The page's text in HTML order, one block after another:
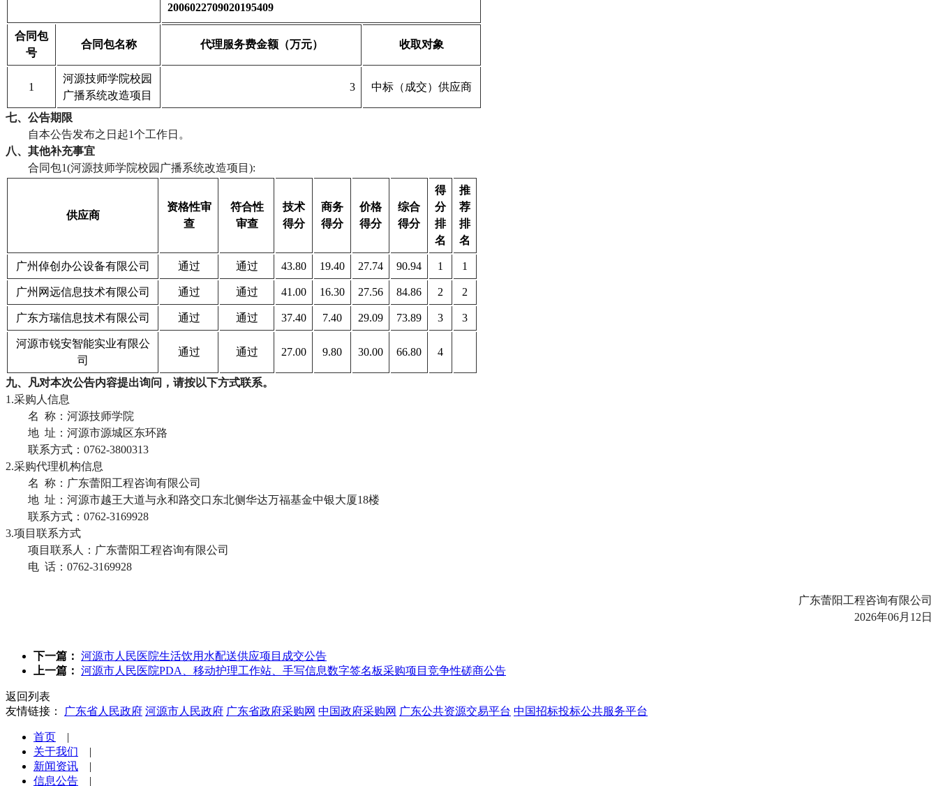
2006022709020195409
合同包
号
合同包名称 代理服务费金额（万元） 收取对象
1
河源技师学院校园
广播系统改造项目
3 中标（成交）供应商
七、公告期限
自本公告发布之日起1个工作日。
八、其他补充事宜
合同包1(河源技师学院校园广播系统改造项目):
供应商
资格性审
查
符合性
审查
技术
得分
商务
得分
价格
得分
综合
得分
得
分
排
名
推
荐
排
名
广州倬创办公设备有限公司 通过 通过 43.80 19.40 27.74 90.94 1 1
广州网远信息技术有限公司 通过 通过 41.00 16.30 27.56 84.86 2 2
广东方瑞信息技术有限公司 通过 通过 37.40 7.40 29.09 73.89 3 3
河源市锐安智能实业有限公
司
通过 通过 27.00 9.80 30.00 66.80 4
九、凡对本次公告内容提出询问，请按以下方式联系。
1.采购人信息
名 称：河源技师学院
地 址：河源市源城区东环路
联系方式： 0762-3800313
2.采购代理机构信息
名 称：广东蕾阳工程咨询有限公司
地 址：河源市越王大道与永和路交口东北侧华达万福基金中银大厦18楼
联系方式： 0762-3169928
3.项目联系方式
项目联系人：广东蕾阳工程咨询有限公司
电 话：0762-3169928
广东蕾阳工程咨询有限公司
2026年06月12日
下一篇： 河源市人民医院生活饮用水配送供应项目成交公告
上一篇： 河源市人民医院PDA、移动护理工作站、手写信息数字签名板采购项目竞争性磋商公告
返回列表
友情链接：
广东省人民政府 河源市人民政府 广东省政府采购网 中国政府采购网 广东公共资源交易平台 中国招标投标公共服务平台
首页 |
关于我们 |
新闻资讯 |
信息公告 |